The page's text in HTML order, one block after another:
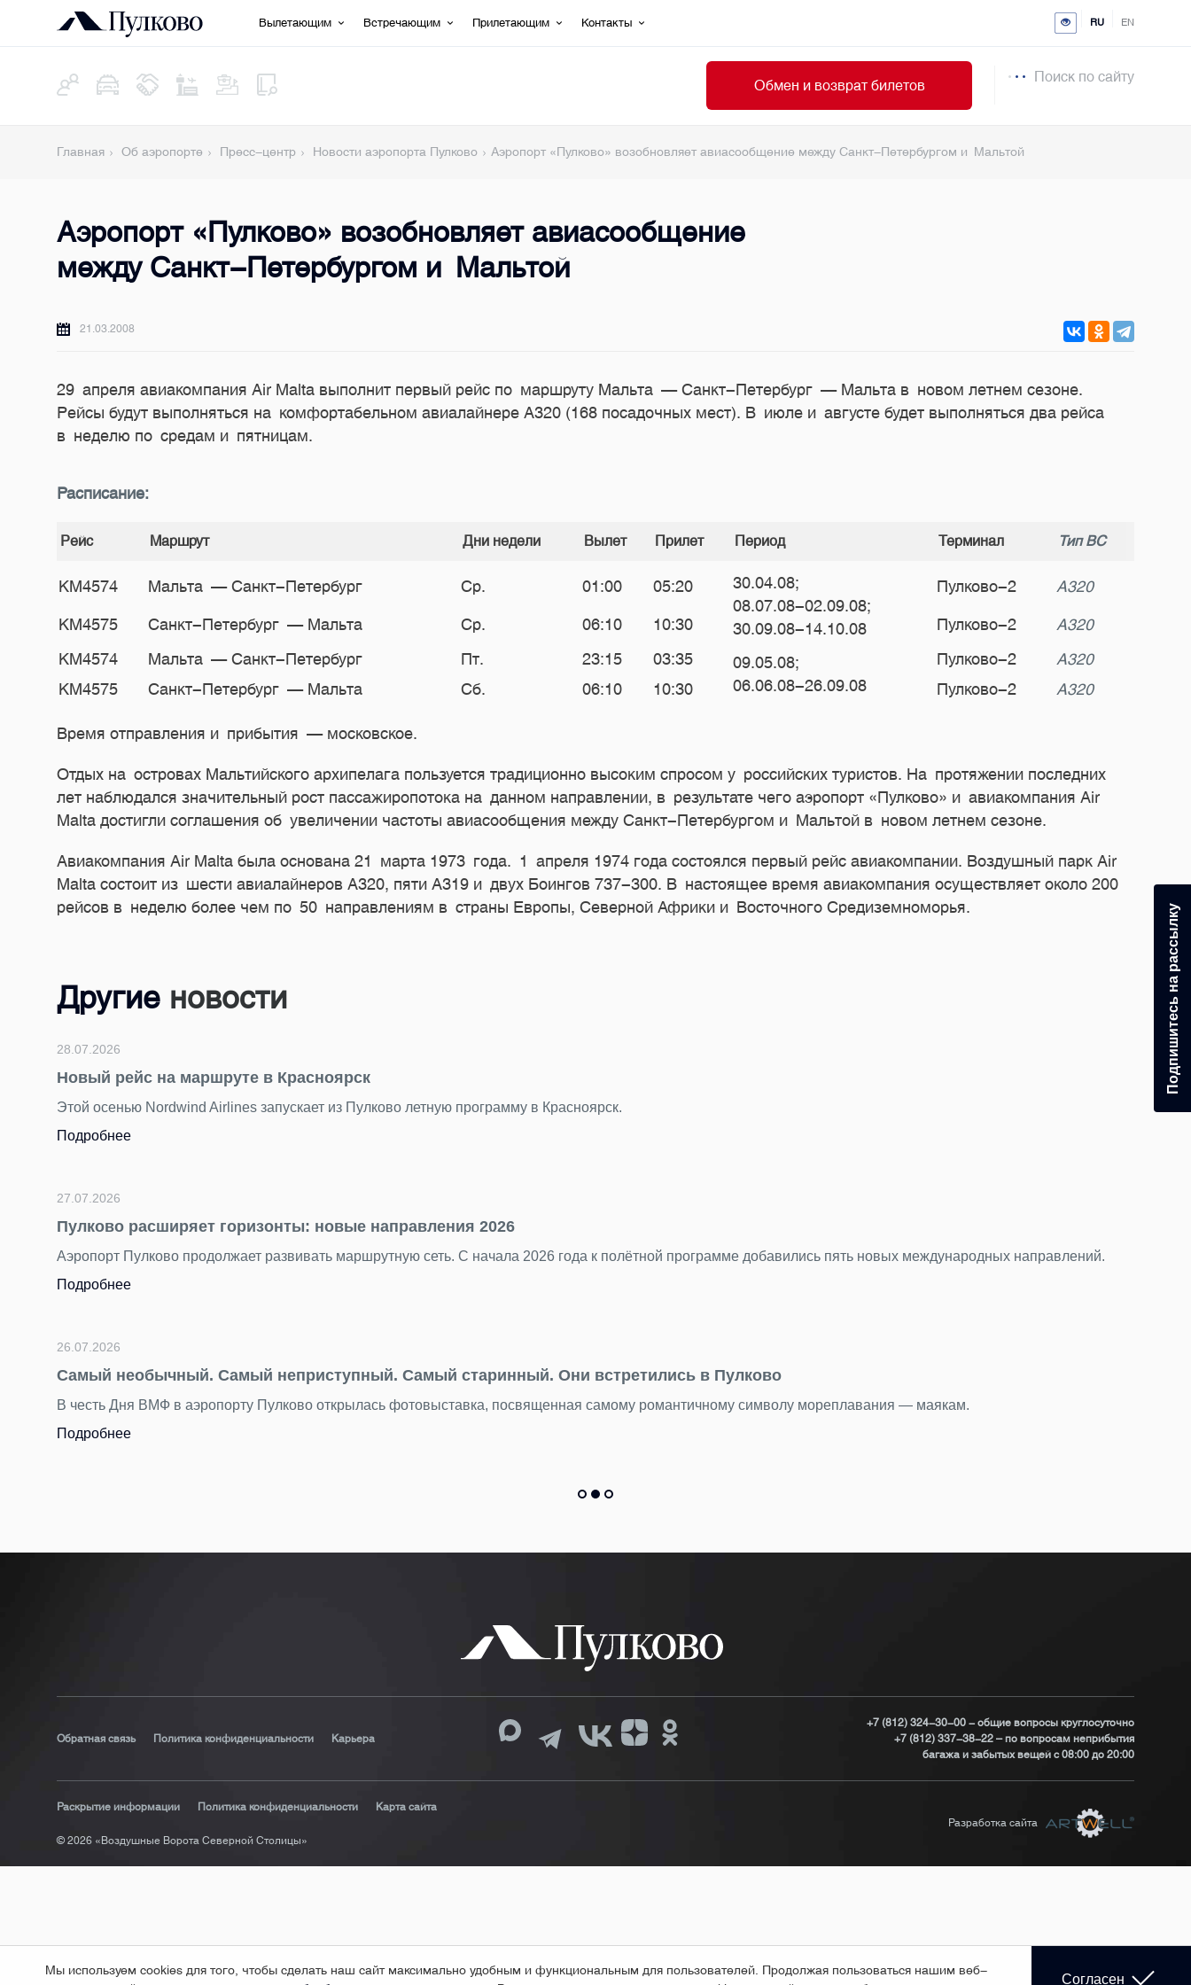
Вылетающим Встречающим Прилетающим Контакты RU EN
Обмен и возврат билетов
Поиск по сайту
Главная Об аэропорте Пресс-центр Новости аэропорта Пулково Аэропорт «Пулково» возобновляет авиасообщение между Санкт-Петербургом и Мальтой
Аэропорт «Пулково» возобновляет авиасообщение
между Санкт-Петербургом и Мальтой
21.03.2008
29 апреля авиакомпания Air Malta выполнит первый рейс по маршруту Мальта — Санкт-Петербург — Мальта в новом летнем сезоне.
Рейсы будут выполняться на комфортабельном авиалайнере А320 (168 посадочных мест). В июле и августе будет выполняться два рейса
в неделю по средам и пятницам.
Расписание:
Рейс Маршрут Дни недели Вылет Прилет Период Терминал Тип ВС
KM4574 Мальта — Санкт-Петербург Ср. 01:00 05:20
30.04.08;
08.07.08-02.09.08;
30.09.08-14.10.08
Пулково-2 А320
KM4575 Санкт-Петербург — Мальта Ср. 06:10 10:30 Пулково-2
А320
KM4574
Мальта — Санкт-Петербург Пт. 23:15 03:35
09.05.08;
06.06.08-26.09.08
Пулково-2
А320
KM4575
Санкт-Петербург — Мальта Сб. 06:10 10:30 Пулково-2 А320
Время отправления и прибытия — московское.
Отдых на островах Мальтийского архипелага пользуется традиционно высоким спросом у российских туристов. На протяжении последних
лет наблюдался значительный рост пассажиропотока на данном направлении, в результате чего аэропорт «Пулково» и авиакомпания Air
Malta достигли соглашения об увеличении частоты авиасообщения между Санкт-Петербургом и Мальтой в новом летнем сезоне.
Авиакомпания Air Malta была основана 21 марта 1973 года. 1 апреля 1974 года состоялся первый рейс авиакомпании. Воздушный парк Air
Malta состоит из шести авиалайнеров A320, пяти А319 и двух Боингов 737-300. В настоящее время авиакомпания осуществляет около 200
рейсов в неделю более чем по 50 направлениям в страны Европы, Северной Африки и Восточного Средиземноморья.
Другие новости
28.07.2026
Новый рейс на маршруте в Красноярск
Этой осенью Nordwind Airlines запускает из Пулково летную программу в Красноярск.
Подробнее
27.07.2026
Пулково расширяет горизонты: новые направления 2026
Аэропорт Пулково продолжает развивать маршрутную сеть. С начала 2026 года к полётной программе добавились пять новых международных направлений.
Подробнее
26.07.2026
Самый необычный. Самый неприступный. Самый старинный. Они встретились в Пулково
В честь Дня ВМФ в аэропорту Пулково открылась фотовыставка, посвященная самому романтичному символу мореплавания — маякам.
Подробнее
Обратная связь Политика конфиденциальности Карьера
+7 (812) 324-30-00 - общие вопросы круглосуточно
+7 (812) 337-38-22 – по вопросам неприбытия
багажа и забытых вещей с 08:00 до 20:00
Раскрытие информации Политика конфиденциальности Карта сайта
© 2026 «Воздушные Ворота Северной Столицы»
Разработка сайта
Подпишитесь на рассылку
Мы используем cookies для того, чтобы сделать наш сайт максимально удобным и функциональным для пользователей. Продолжая пользоваться нашим веб-
Согласен